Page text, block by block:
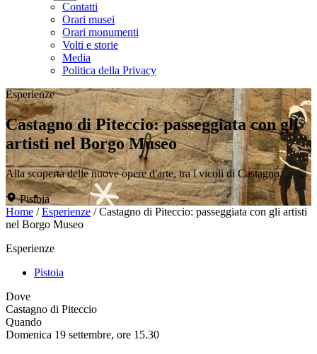
Contatti
Orari musei
Orari monumenti
Volti e storie
Media
Politica della Privacy
Esperienze
Castagno di Piteccio: passeggiata con gli
artisti nel Borgo Museo
Alla scoperta delle nuove opere d'arte, tra i vicoli di Castagno
Pistoia
Home /Esperienze /Castagno di Piteccio: passeggiata con gli artisti
nel Borgo Museo
Esperienze
Pistoia
Dove
Castagno di Piteccio
Quando
Domenica 19 settembre, ore 15.30